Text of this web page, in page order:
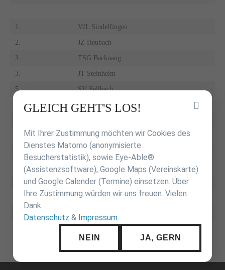
1. VfL Sindelfingen
2. JZ Heubach
3. TSG Backnang
3. JT Steinheim
5. SV Fellbach
JSV Tübingen
Fu18
JT Steinheim
JSV Tübingen
KSV Esslingen
TSG Backnang
Inhalt
GLEICH GEHT'S LOS!
Mit Ihrer Zustimmung möchten wir Cookies des
Dienstes Matomo (anonymisierte
Besucherstatistik), sowie Eye-Able®
(Assistenzsoftware), Google Maps (Vereinskarte)
und Google Calender (Termine) einsetzen. Über
Ihre Zustimmung würden wir uns freuen. Vielen
Dank.
Datenschutz & Impressum
NEIN JA, GERN